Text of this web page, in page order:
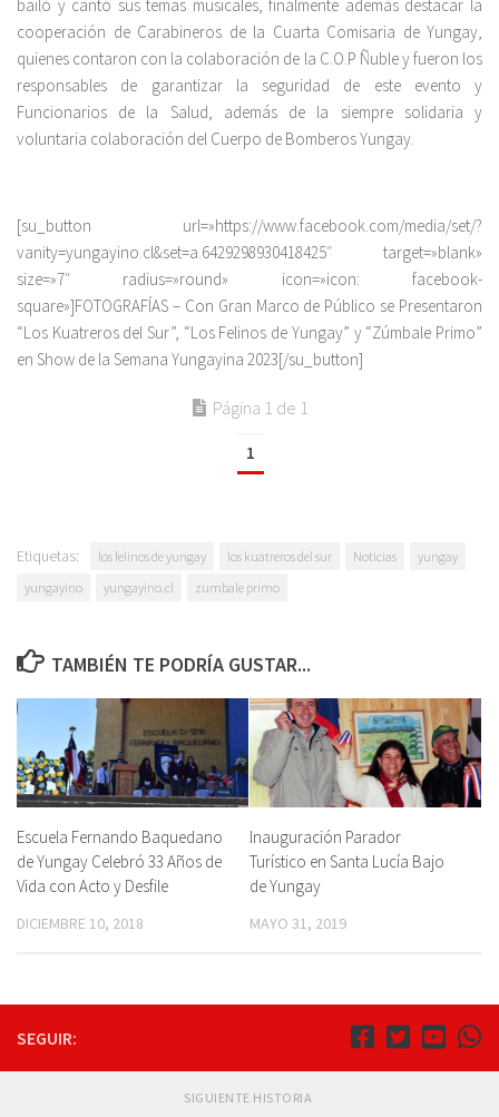
bailó y cantó sus temas musicales, finalmente además destacar la
cooperación de Carabineros de la Cuarta Comisaria de Yungay,
quienes contaron con la colaboración de la C.O.P Ñuble y fueron los
responsables de garantizar la seguridad de este evento y
Funcionarios de la Salud, además de la siempre solidaria y
voluntaria colaboración del Cuerpo de Bomberos Yungay.
[su_button url=»https://www.facebook.com/media/set/?
vanity=yungayino.cl&set=a.6429298930418425″ target=»blank»
size=»7″ radius=»round» icon=»icon: facebook-
square»]FOTOGRAFÍAS – Con Gran Marco de Público se Presentaron
“Los Kuatreros del Sur”, “Los Felinos de Yungay” y “Zúmbale Primo”
en Show de la Semana Yungayina 2023[/su_button]
Página 1 de 1
1
Etiquetas: los felinos de yungay los kuatreros del sur Noticias
yungay
yungayino
yungayino.cl zumbale primo
TAMBIÉN TE PODRÍA GUSTAR...
Escuela Fernando Baquedano
de Yungay Celebró 33 Años de
Vida con Acto y Desfile
DICIEMBRE 10, 2018
Inauguración Parador
Turístico en Santa Lucía Bajo
de Yungay
MAYO 31, 2019
SEGUIR:
SIGUIENTE HISTORIA